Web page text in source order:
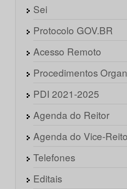
Sei
Protocolo GOV.BR
Acesso Remoto
Procedimentos
PDI 2021-2025
Agenda do Reitor
Agenda do Vice-
Telefones
Editais